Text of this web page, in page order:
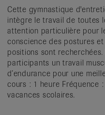
région
Changer
de
langue:
de
Cette gymnastique
intègre le travail de toutes
attention particulière pour
conscience des postures
positions sont
participants un travail
d’endurance pour une
cours : 1 heure Fréquence
vacances scolaires.
de
patients